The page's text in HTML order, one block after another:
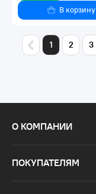
В корзину
1 2 3
О КОМПАНИИ
ПОКУПАТЕЛЯМ